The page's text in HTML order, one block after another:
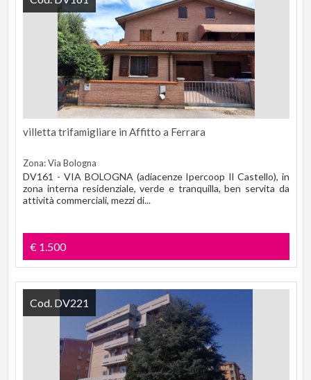
villetta trifamigliare in Affitto a Ferrara
Zona: Via Bologna
DV161 - VIA BOLOGNA (adiacenze Ipercoop Il Castello), in
zona interna residenziale, verde e tranquilla, ben servita da
attività commerciali, mezzi di...
€ 1.500
Cod. DV221